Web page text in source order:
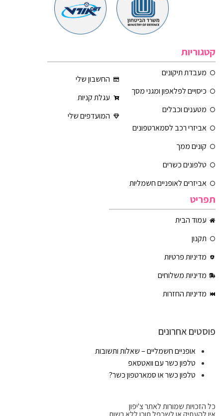
קטגוריות
מעבדת תיקונים
כיסויים לפלאפון ומגני מסך
מטענים וכבלים
אביזרי רכב לסמארטפונים
קונים ממך
טלפונים כשרים
אביזרים לאופניים חשמליות
החשבון שלי
עגלת קניות
המועדפים שלי
תפריט
עמוד הבית
תקנון
מדיניות פרטיות
מדיניות משלוחים
מדיניות החזרות
פוסטים אחרונים
אופניים חשמליים – שאלות ותשובות
טלפון כשר עם וואטסאפ
טלפון כשר או סמארטפון כשר?
כל הזכויות שמורות לאתר צ'יפון